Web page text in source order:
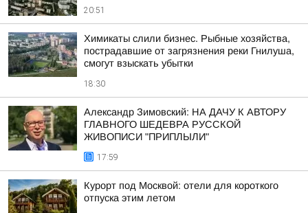
20:51
Химикаты слили бизнес. Рыбные хозяйства,
пострадавшие от загрязнения реки Гнилуша,
смогут взыскать убытки
18:30
Александр Зимовский: НА ДАЧУ К АВТОРУ
ГЛАВНОГО ШЕДЕВРА РУССКОЙ
ЖИВОПИСИ "ПРИПЛЫЛИ"
17:59
Курорт под Москвой: отели для короткого
отпуска этим летом